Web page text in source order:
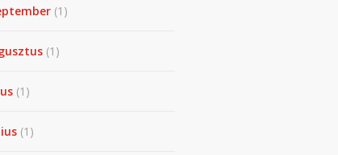
(1)
(1)
(1)
(1)